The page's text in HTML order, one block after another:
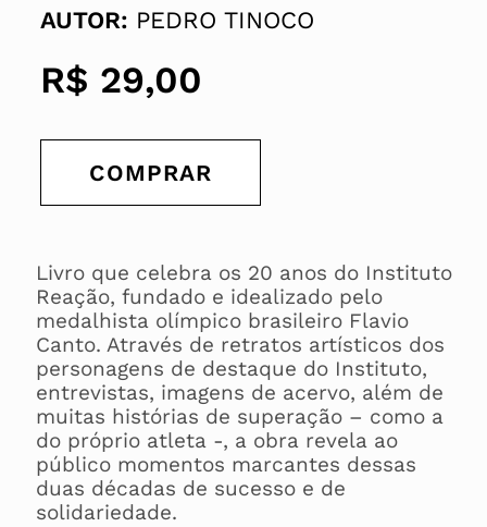
AUTOR: PEDRO TINOCO
R$ 29,00
COMPRAR
Livro que celebra os 20 anos do Instituto
Reação, fundado e idealizado pelo
medalhista olímpico brasileiro Flavio
Canto. Através de retratos artísticos dos
personagens de destaque do Instituto,
entrevistas, imagens de acervo, além de
muitas histórias de superação – como a
do próprio atleta -, a obra revela ao
público momentos marcantes dessas
duas décadas de sucesso e de
solidariedade.